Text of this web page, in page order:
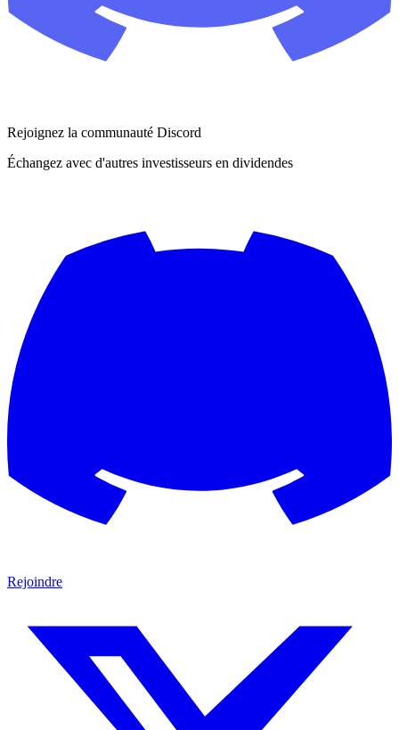
Rejoignez la communauté Discord
Échangez avec d'autres investisseurs en dividendes
Rejoindre